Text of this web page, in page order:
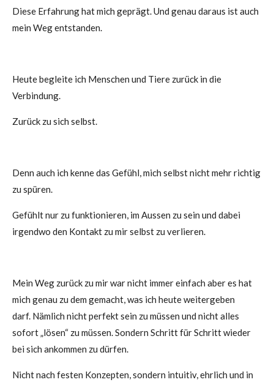
Diese Erfahrung hat mich geprägt.Und genau daraus ist auch
mein Weg entstanden.
Heute begleite ich Menschen und Tiere zurück in die
Verbindung.
Zurück zu sich selbst.
Denn auch ich kenne das Gefühl, mich selbst nicht mehr richtig
zu spüren.
Gefühlt nur zu funktionieren, im Aussen zu sein und dabei
irgendwo den Kontakt zu mir selbst zu verlieren.
Mein Weg zurück zu mir war nicht immer einfach aber es hat
mich genau zu dem gemacht, was ich heute weitergeben
darf. Nämlich nicht perfekt sein zu müssen und nicht alles
sofort „lösen“ zu müssen.Sondern Schritt für Schritt wieder
bei sich ankommen zu dürfen.
Nicht nach festen Konzepten,sondern intuitiv, ehrlich und in